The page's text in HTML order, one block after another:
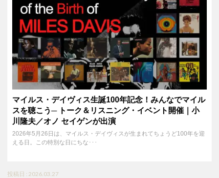
マイルス・デイヴィス生誕100年記念！みんなでマイル
スを聴こう─ トーク＆リスニング・イベント開催｜小
川隆夫／オノ セイゲンが出演
2026年5月26日は、マイルス・デイヴィスが生まれてちょうど100年を迎
える日。この特別な日にちな･･･
投稿日 : 2026.03.27